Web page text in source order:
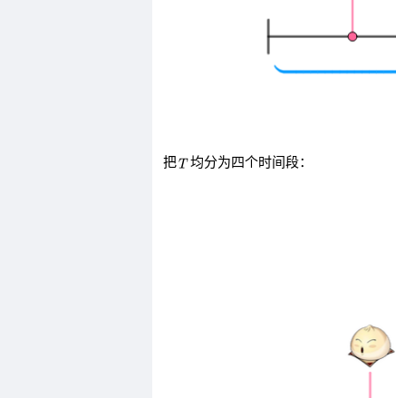
把 均分为四个时间段：